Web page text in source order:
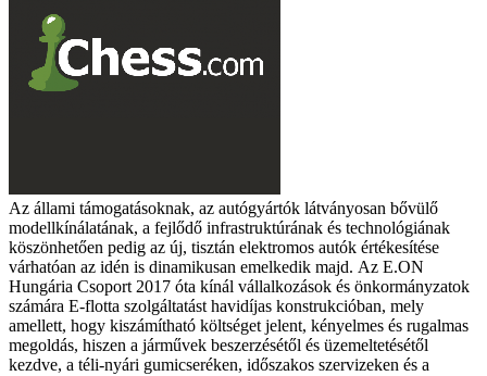
Az állami támogatásoknak, az autógyártók látványosan bővülő
modellkínálatának, a fejlődő infrastruktúrának és technológiának
köszönhetően pedig az új, tisztán elektromos autók értékesítése
várhatóan az idén is dinamikusan emelkedik majd. Az E.ON
Hungária Csoport 2017 óta kínál vállalkozások és önkormányzatok
számára E-flotta szolgáltatást havidíjas konstrukcióban, mely
amellett, hogy kiszámítható költséget jelent, kényelmes és rugalmas
megoldás, hiszen a járművek beszerzésétől és üzemeltetésétől
kezdve, a téli-nyári gumicseréken, időszakos szervizeken és a